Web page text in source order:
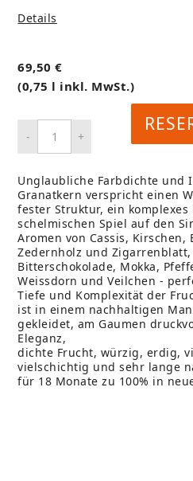
Details
69,50€
(0,75 l inkl. MwSt.)
Unglaubliche Farbdichte und
Granatkern verspricht einen
fester Struktur, ein
schelmischen Spiel auf den
Aromen von Cassis, Kirschen,
Zedernholz und
Bitterschokolade, Mokka,
Weissdorn und Veilchen -
Tiefe und Komplexität der
ist in einem nachhaltigen
gekleidet, am Gaumen
Eleganz,
dichte Frucht, würzig, erdig,
vielschichtig und sehr lange
für 18 Monate zu 100% in